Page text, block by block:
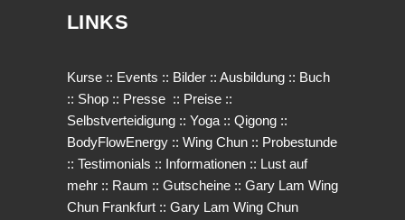
LINKS
Kurse :: Events :: Bilder :: Ausbildung :: Buch
:: Shop :: Presse :: Preise ::
Selbstverteidigung :: Yoga :: Qigong ::
BodyFlowEnergy :: Wing Chun :: Probestunde
:: Testimonials :: Informationen :: Lust auf
mehr :: Raum :: Gutscheine :: Gary Lam Wing
Chun Frankfurt :: Gary Lam Wing Chun